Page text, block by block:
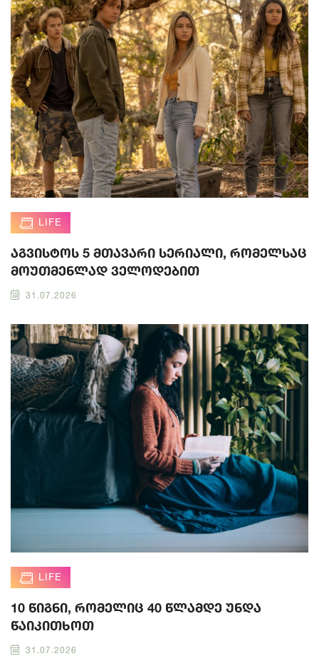
LIFE
აგვისტოს 5 მთავარი სერიალი, რომელსაც
მოუთმენლად ველოდებით
31.07.2026
LIFE
10 წიგნი, რომელიც 40 წლამდე უნდა
წაიკითხოთ
31.07.2026